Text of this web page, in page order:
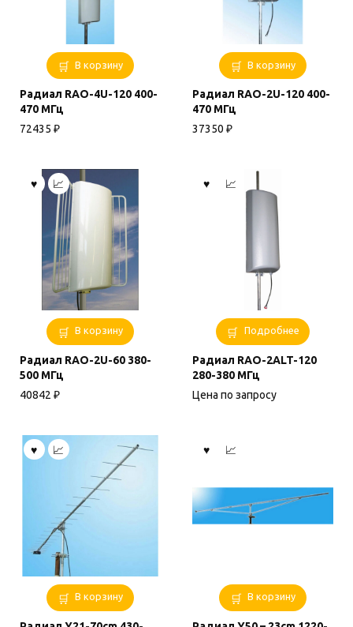
В корзину
Радиал RAO-4U-120 400-
470 МГц
72435 ₽
В корзину
Радиал RAO-2U-120 400-
470 МГц
37350 ₽
В корзину
Радиал RAO-2U-60 380-
500 МГц
40842 ₽
Подробнее
Радиал RAO-2ALT-120
280-380 МГц
Цена по запросу
В корзину В корзину